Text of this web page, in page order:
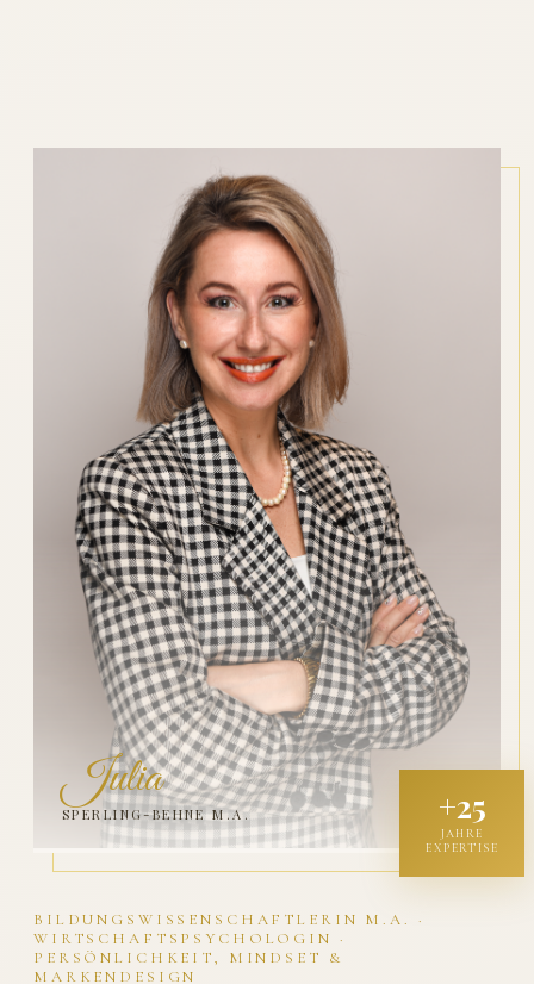
BILDUNGSWISSENSCHAFTLERIN M.A. ·
WIRTSCHAFTSPSYCHOLOGIN ·
PERSÖNLICHKEIT, MINDSET &
MARKENDESIGN
Julia
SPERLING-BEHNE M.A. +25
JAHRE
EXPERTISE